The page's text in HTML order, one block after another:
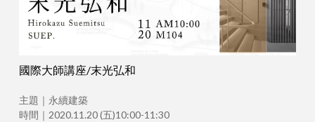
國際大師講座/末光弘和
主題｜永續建築
時間｜2020.11.20 (五)10:00-11:30